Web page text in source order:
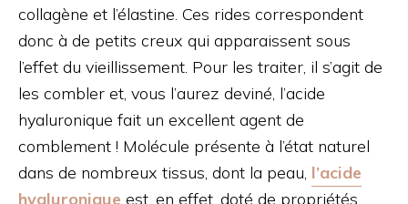
collagène et l’élastine. Ces rides correspondent
donc à de petits creux qui apparaissent sous
l’effet du vieillissement. Pour les traiter, il s’agit de
les combler et, vous l’aurez deviné, l’acide
hyaluronique fait un excellent agent de
comblement ! Molécule présente à l’état naturel
dans de nombreux tissus, dont la peau, l’acide
hyaluronique est, en effet, doté de propriétés